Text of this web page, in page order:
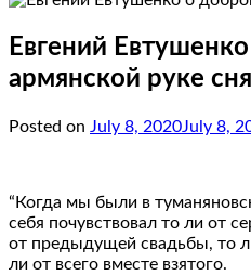
Евгений
армянской руке
Posted on July 8, 2020July 8,
“Когда мы были в
себя почувствовал то ли от
от предыдущей свадьбы, то
ли от всего вместе взятого.